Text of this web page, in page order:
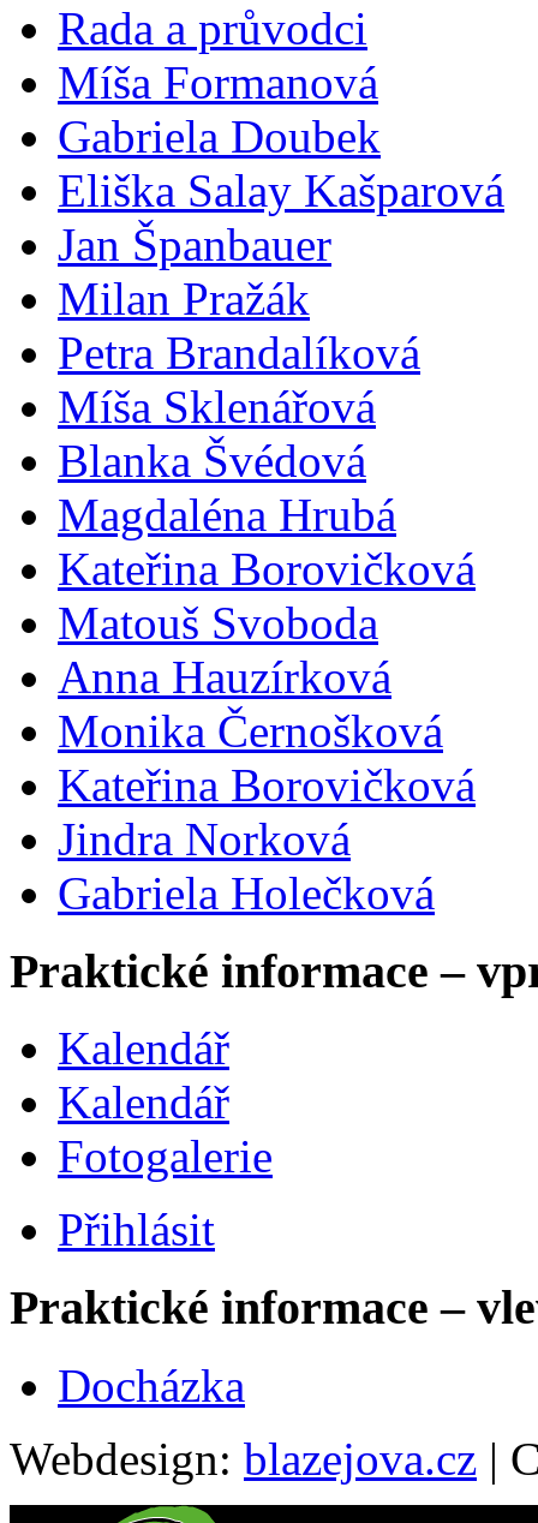
Rada a průvodci
Míša Formanová
Gabriela Doubek
Eliška Salay Kašparová
Jan Španbauer
Milan Pražák
Petra Brandalíková
Míša Sklenářová
Blanka Švédová
Magdaléna Hrubá
Kateřina Borovičková
Matouš Svoboda
Anna Hauzírková
Monika Černošková
Kateřina Borovičková
Jindra Norková
Gabriela Holečková
Praktické informace –
Kalendář
Kalendář
Fotogalerie
Přihlásit
Praktické informace –
Docházka
Webdesign: blazejova.cz |